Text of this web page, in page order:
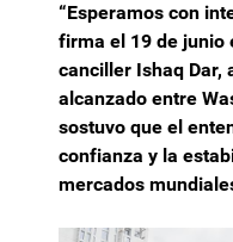
“Esperamos con
firma el 19 de junio
canciller Ishaq Dar,
alcanzado entre
sostuvo que el
confianza y la
mercados